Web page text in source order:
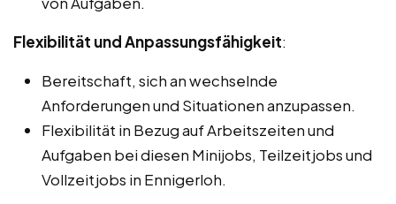
Flexibilität und Anpassungsfähigkeit:
Bereitschaft, sich an wechselnde
Anforderungen und Situationen anzupassen.
Flexibilität in Bezug auf Arbeitszeiten und
Aufgaben bei diesen Minijobs, Teilzeitjobs und
Vollzeitjobs in Ennigerloh.